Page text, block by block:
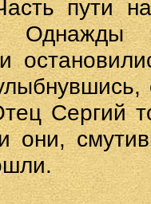
пути
Однажды
Сергий
они,